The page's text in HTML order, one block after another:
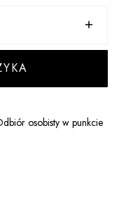
osobisty w punkcie